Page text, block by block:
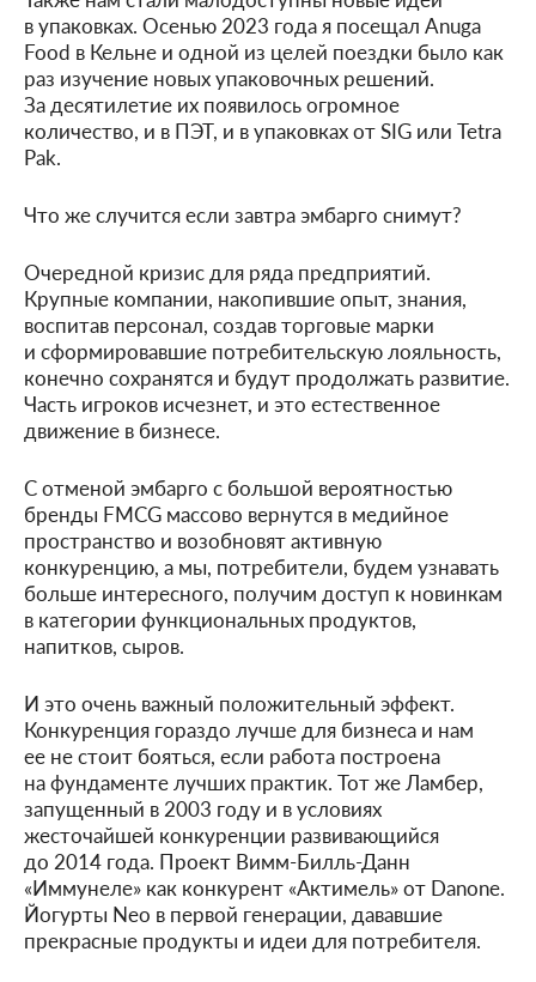
в упаковках. Осенью 2023 года я посещал Anuga
Food в Кельне и одной из целей поездки было как
раз изучение новых упаковочных решений.
За десятилетие их появилось огромное
количество, и в ПЭТ, и в упаковках от SIG или Tetra
Pak.
Что же случится если завтра эмбарго снимут?
Очередной кризис для ряда предприятий.
Крупные компании, накопившие опыт, знания,
воспитав персонал, создав торговые марки
и сформировавшие потребительскую лояльность,
конечно сохранятся и будут продолжать развитие.
Часть игроков исчезнет, и это естественное
движение в бизнесе.
С отменой эмбарго с большой вероятностью
бренды FMCG массово вернутся в медийное
пространство и возобновят активную
конкуренцию, а мы, потребители, будем узнавать
больше интересного, получим доступ к новинкам
в категории функциональных продуктов,
напитков, сыров.
И это очень важный положительный эффект.
Конкуренция гораздо лучше для бизнеса и нам
ее не стоит бояться, если работа построена
на фундаменте лучших практик. Тот же Ламбер,
запущенный в 2003 году и в условиях
жесточайшей конкуренции развивающийся
до 2014 года. Проект Вимм-Билль-Данн
«Иммунеле» как конкурент «Актимель» от Danone.
Йогурты Neo в первой генерации, дававшие
прекрасные продукты и идеи для потребителя.